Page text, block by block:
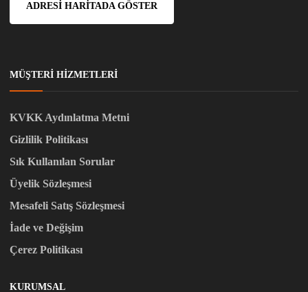
ADRESI HARITADA GÖSTER
MÜŞTERI HIZMETLERI
KVKK Aydınlatma Metni
Gizlilik Politikası
Sık Kullanılan Sorular
Üyelik Sözleşmesi
Mesafeli Satış Sözleşmesi
İade ve Değişim
Çerez Politikası
KURUMSAL